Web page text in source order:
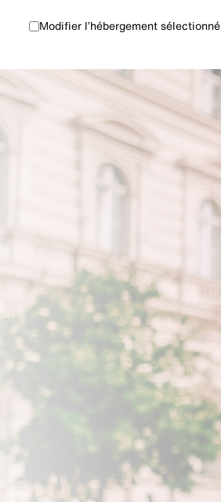
Modifier l’hébergement sélectionné